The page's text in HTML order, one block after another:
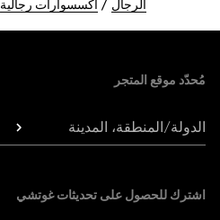
الرجال اكسسوارات رجالية
مُحدّد موقع المتجر
الدولة/المنطقة، المدينة
اشترك للحصول على تحديثات غوتشي